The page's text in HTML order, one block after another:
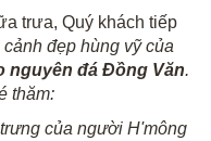
trưa, Quý khách tiếp
đẹp hùng vỹ của
nguyên đá Đồng Văn.
thăm:
của người H'mông